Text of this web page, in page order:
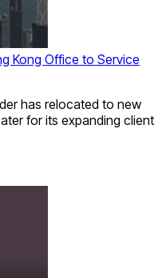
Kong Office to Service
has relocated to new
for its expanding client